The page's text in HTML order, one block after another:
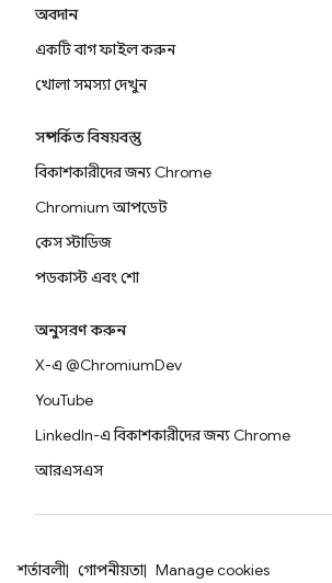
অবদান
একটি বাগ ফাইল করুন
খোলা সমস্যা দেখুন
সম্পর্কিত বিষয়বস্তু
বিকাশকারীদের জন্য Chrome
Chromium আপডেট
কেস স্টাডিজ
পডকাস্ট এবং শো
অনুসরণ করুন
X-এ @ChromiumDev
YouTube
LinkedIn-এ বিকাশকারীদের জন্য Chrome
আরএসএস
শর্তাবলী গোপনীয়তা Manage cookies